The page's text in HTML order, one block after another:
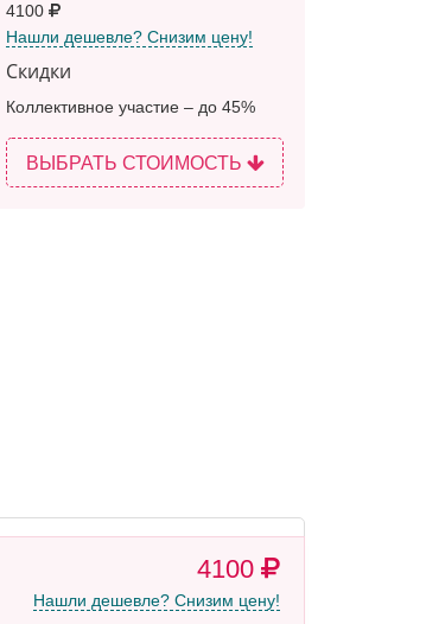
4100
Нашли дешевле? Снизим цену!
Скидки
Коллективное участие – до 45%
ВЫБРАТЬ СТОИМОСТЬ
4100
Нашли дешевле? Снизим цену!